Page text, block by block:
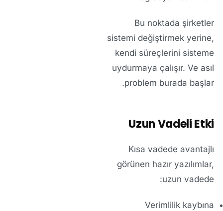
Bu noktada şirketler
sistemi değiştirmek yerine,
kendi süreçlerini sisteme
uydurmaya çalışır. Ve asıl
problem burada başlar.
Uzun Vadeli Etki
Kısa vadede avantajlı
görünen hazır yazılımlar,
uzun vadede:
Verimlilik kaybına